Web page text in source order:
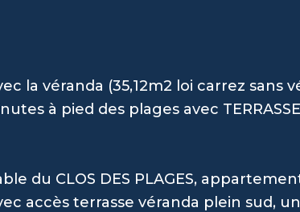
la véranda (35,12m2 loi carrez sans
à pied des plages avec
du CLOS DES PLAGES,
accès terrasse véranda plein sud,